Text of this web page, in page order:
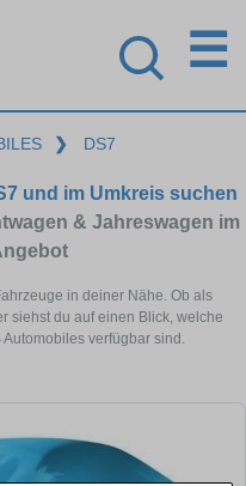
☰
❯ DS7
und im Umkreis suchen
& Jahreswagen im
in deiner Nähe. Ob als
siehst du auf einen Blick, welche
verfügbar sind.